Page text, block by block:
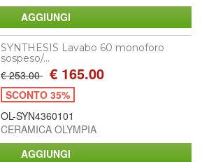
SYNTHESIS Lavabo 60 monoforo
sospeso/...
€ 253.00 € 165.00
SCONTO 35%
OL-SYN4360101
CERAMICA OLYMPIA